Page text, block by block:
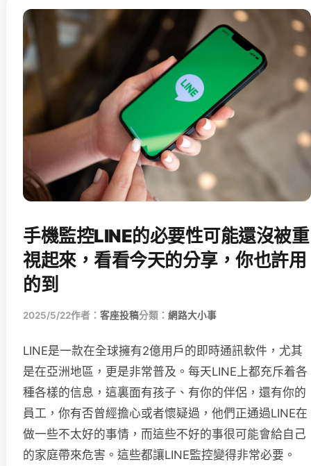
手機監控LINE的必要性可能還沒被重
視起來，看看今天的分享，你也許用
的到
2025/5/22作者： 客座投稿分類： 網路大小事
LINE是一款在全球擁有2億用戶的即時通訊軟件，尤其
是在亞洲地區，更是非常普及。每天LINE上都充斥着各
種各樣的信息，這裏面有孩子、有你的伴侶，還有你的
員工，你有否曾經擔心或者懷疑過，他們正通過LINE在
做一些不太好的事情，而這些不好的事很可能會給自己
的家庭帶來危害。這些都讓LINE監控變得非常必要。